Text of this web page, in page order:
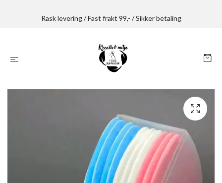
Rask levering / Fast frakt 99,- / Sikker betaling